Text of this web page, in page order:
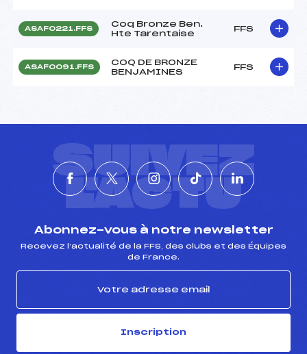
ASAF0221.FFS
Coq Bronze Ben.
Hte Tarentaise
FFS
ASAF0091.FFS
COQ DE BRONZE
BENJAMINES
FFS
SUIVEZ
L'ACTU
Abonnez-vous à notre newsletter
Recevez l’actualité de la FFS, des clubs et des Équipes
de France.
Inscription